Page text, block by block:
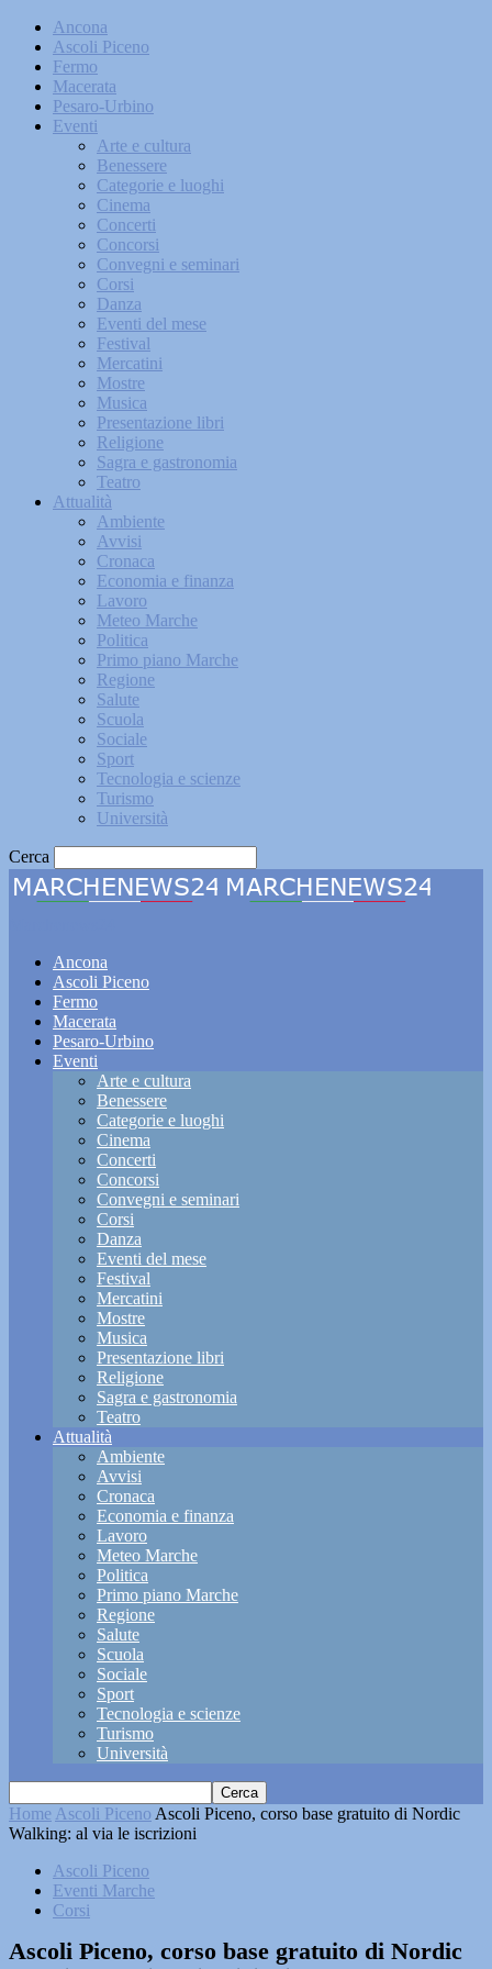
Ancona
Ascoli Piceno
Fermo
Macerata
Pesaro-Urbino
Eventi
Arte e cultura
Benessere
Categorie e luoghi
Cinema
Concerti
Concorsi
Convegni e seminari
Corsi
Danza
Eventi del mese
Festival
Mercatini
Mostre
Musica
Presentazione libri
Religione
Sagra e gastronomia
Teatro
Attualità
Ambiente
Avvisi
Cronaca
Economia e finanza
Lavoro
Meteo Marche
Politica
Primo piano Marche
Regione
Salute
Scuola
Sociale
Sport
Tecnologia e scienze
Turismo
Università
Cerca
Ancona
Ascoli Piceno
Fermo
Macerata
Pesaro-Urbino
Eventi
Arte e cultura
Benessere
Categorie e luoghi
Cinema
Concerti
Concorsi
Convegni e seminari
Corsi
Danza
Eventi del mese
Festival
Mercatini
Mostre
Musica
Presentazione libri
Religione
Sagra e gastronomia
Teatro
Attualità
Ambiente
Avvisi
Cronaca
Economia e finanza
Lavoro
Meteo Marche
Politica
Primo piano Marche
Regione
Salute
Scuola
Sociale
Sport
Tecnologia e scienze
Turismo
Università
Home Ascoli Piceno Ascoli Piceno, corso base gratuito di Nordic
Walking: al via le iscrizioni
Ascoli Piceno
Eventi Marche
Corsi
Ascoli Piceno, corso base gratuito di Nordic